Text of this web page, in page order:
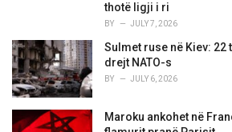
thotë ligji i ri
BY JULY 7, 2026
Sulmet ruse në Kiev: 22
drejt NATO-s
BY JULY 6, 2026
Maroku ankohet në